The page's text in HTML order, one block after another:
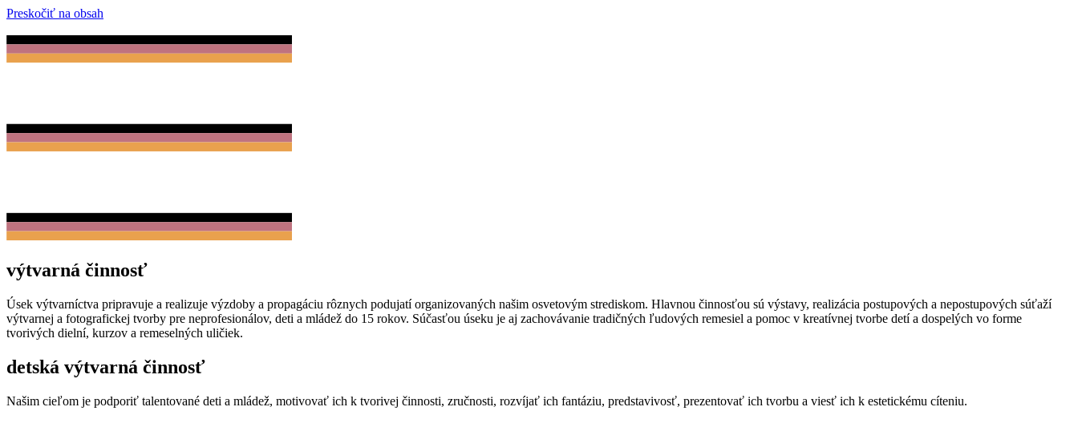
Preskočiť na obsah
výtvarná činnosť
Úsek výtvarníctva pripravuje a realizuje výzdoby a propagáciu rôznych podujatí organizovaných našim osvetovým strediskom. Hlavnou činnosťou sú výstavy, realizácia postupových a nepostupových súťaží
výtvarnej a fotografickej tvorby pre neprofesionálov, deti a mládež do 15 rokov. Súčasťou úseku je aj zachovávanie tradičných ľudových remesiel a pomoc v kreatívnej tvorbe detí a dospelých vo forme
tvorivých dielní, kurzov a remeselných uličiek.
detská výtvarná činnosť
Našim cieľom je podporiť talentované deti a mládež, motivovať ich k tvorivej činnosti, zručnosti, rozvíjať ich fantáziu, predstavivosť, prezentovať ich tvorbu a viesť ich k estetickému cíteniu.